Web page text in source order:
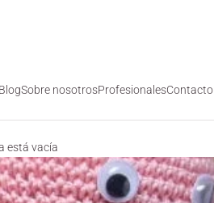
Sobre nosotrosProfesionalesContacto
está vacía